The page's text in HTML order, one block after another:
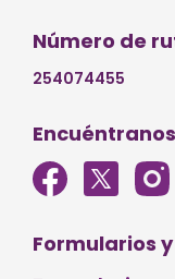
Número de
254074455
Formularios